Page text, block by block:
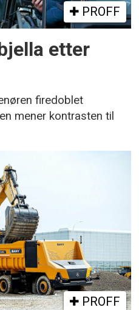
PROFF
etter
firedoblet
mener kontrasten til
PROFF